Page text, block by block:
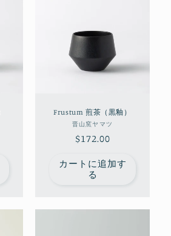
Frustum 煎茶（黒釉）
販
売
晋山窯ヤマツ
通
価
$172.00
カートに追加す
る